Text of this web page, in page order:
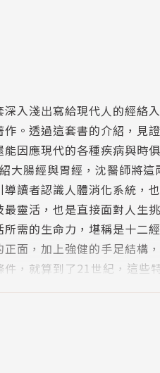
深入淺出寫給現代人的經
。透過這套書的介紹，見
因應現代的各種疾病與時
大腸經與胃經，沈醫師將
讀者認識人體消化系統，
靈活，也是直接面對人生
需的生命力，堪稱是十二
面，加上強健的手足結構
，就算到了21世紀，這些
有平穩的睡眠，現代人多有
，能睡，能排，能動，就是